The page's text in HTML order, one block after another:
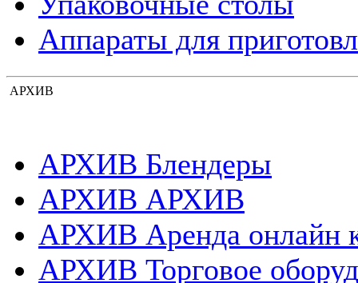
Аппараты для
АРХИВ
АРХИВ Блендеры
АРХИВ АРХИВ
АРХИВ Аренда онлайн
АРХИВ Торговое